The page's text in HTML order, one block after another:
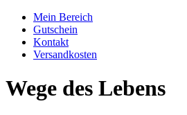
Mein Bereich
Gutschein
Kontakt
Versandkosten
Wege des Lebens